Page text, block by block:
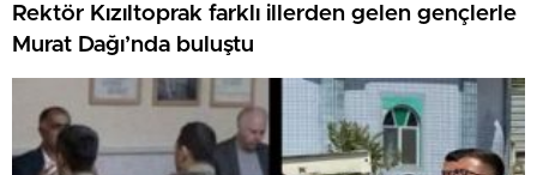
Rektör Kızıltoprak farklı illerden gelen gençlerle
Murat Dağı’nda buluştu